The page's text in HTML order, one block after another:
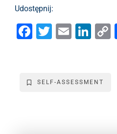
Udostępnij:
F
e
T
er
E
l
Li
e
SELF-ASSESSMENT